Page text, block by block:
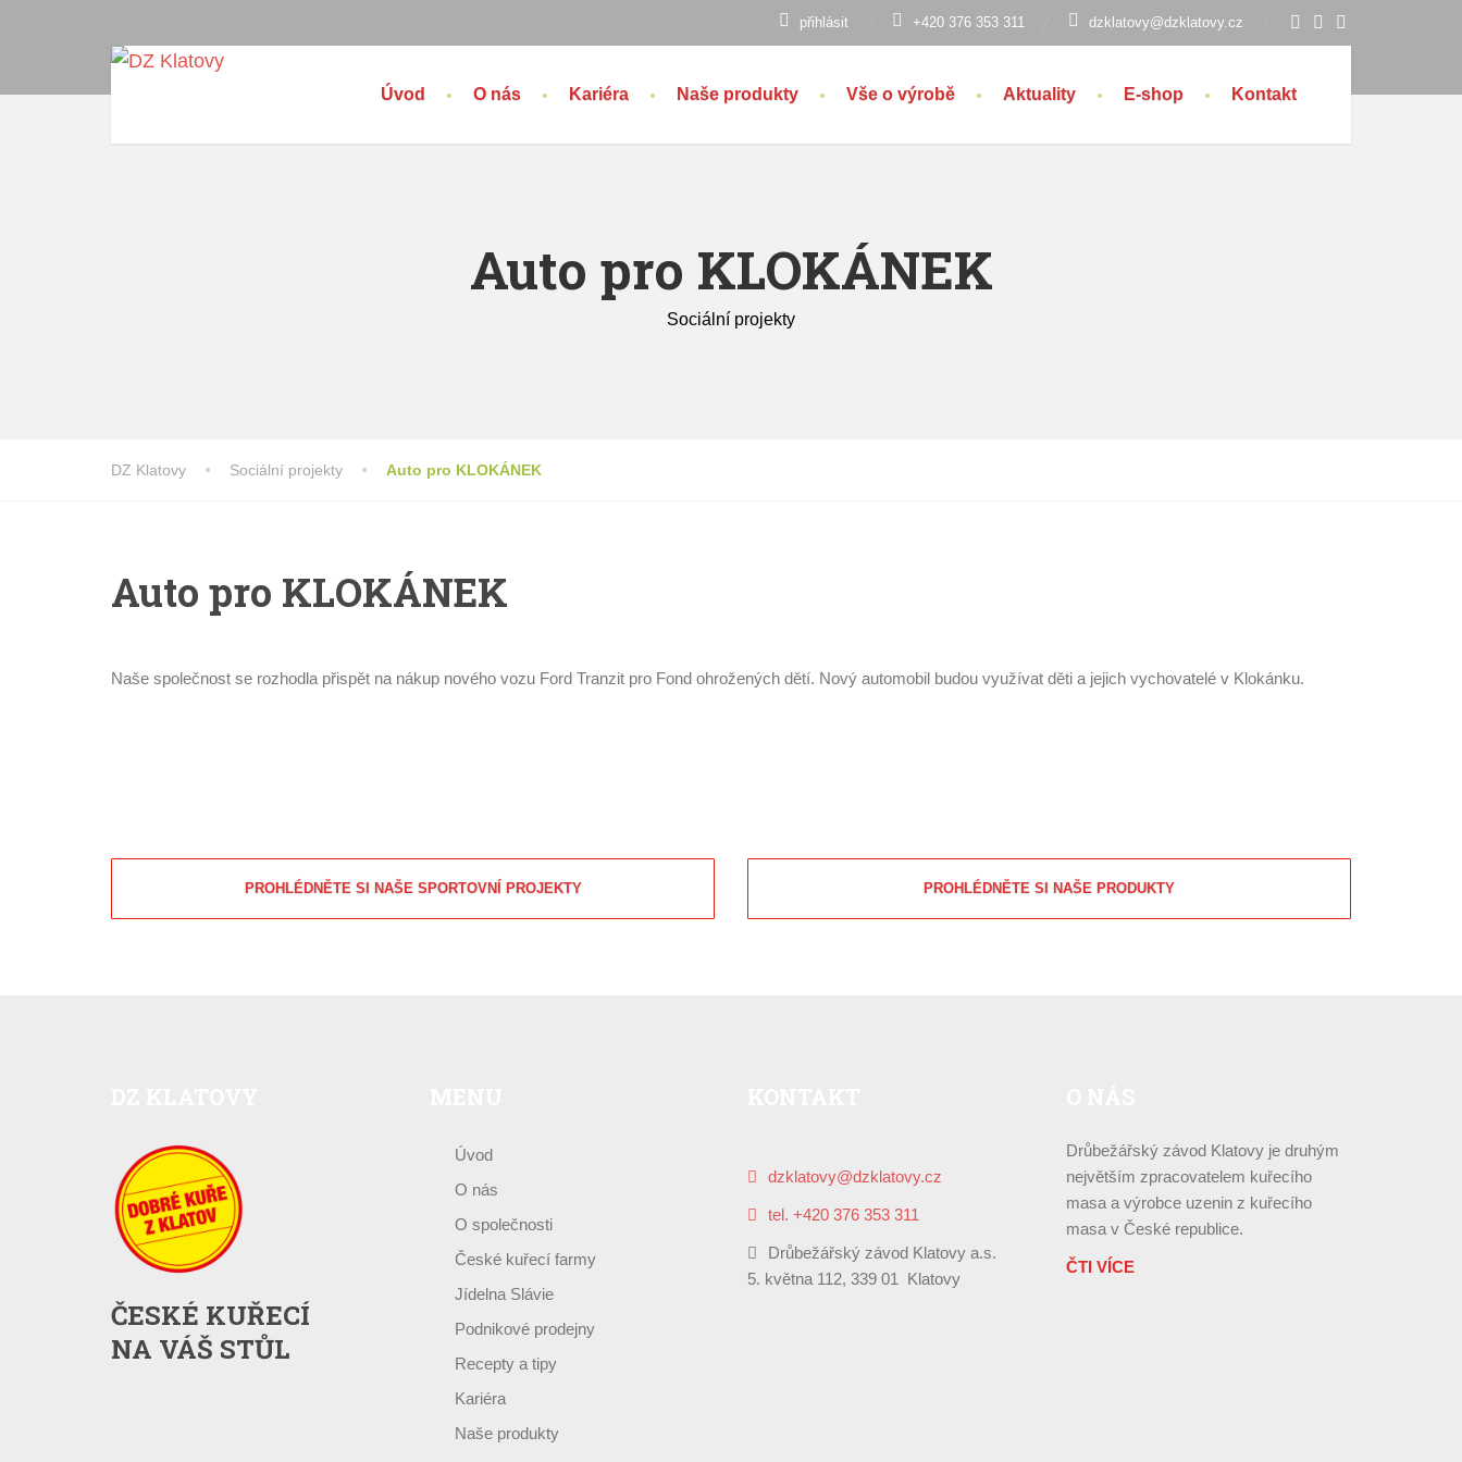
přihlásit +420 376 353 311 dzklatovy@dzklatovy.cz
Úvod O nás Kariéra Naše produkty Vše o výrobě Aktuality E-shop Kontakt
Auto pro KLOKÁNEK
Sociální projekty
DZ Klatovy Sociální projekty Auto pro KLOKÁNEK
Auto pro KLOKÁNEK
Naše společnost se rozhodla přispět na nákup nového vozu Ford Tranzit pro Fond ohrožených dětí. Nový automobil budou využívat děti a jejich vychovatelé v Klokánku.
PROHLÉDNĚTE SI NAŠE SPORTOVNÍ PROJEKTY PROHLÉDNĚTE SI NAŠE PRODUKTY
ČESKÉ KUŘECÍ
NA VÁŠ STŮL
Úvod
O nás
O společnosti
České kuřecí farmy
Jídelna Slávie
Podnikové prodejny
Recepty a tipy
Kariéra
Naše produkty
dzklatovy@dzklatovy.cz
tel. +420 376 353 311
Drůbežářský závod Klatovy a.s.
5. května 112, 339 01 Klatovy
Drůbežářský závod Klatovy je druhým
největším zpracovatelem kuřecího
masa a výrobce uzenin z kuřecího
masa v České republice.
ČTI VÍCE